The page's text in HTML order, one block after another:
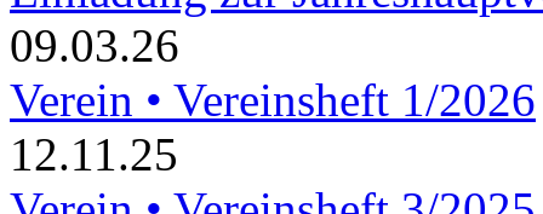
09.03.26
Verein • Vereinsheft 1/2026
12.11.25